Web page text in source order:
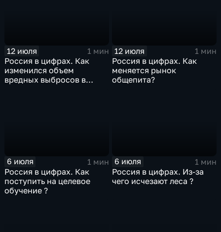
12 июля
1 мин
Россия в цифрах. Как
изменился объем
вредных выбросов в
12 июля
1 мин
Россия в цифрах. Как
меняется рынок
общепита?
6 июля
1 мин
Россия в цифрах. Как
поступить на целевое
обучение ?
6 июля
1 мин
Россия в цифрах. Из-за
чего исчезают леса ?